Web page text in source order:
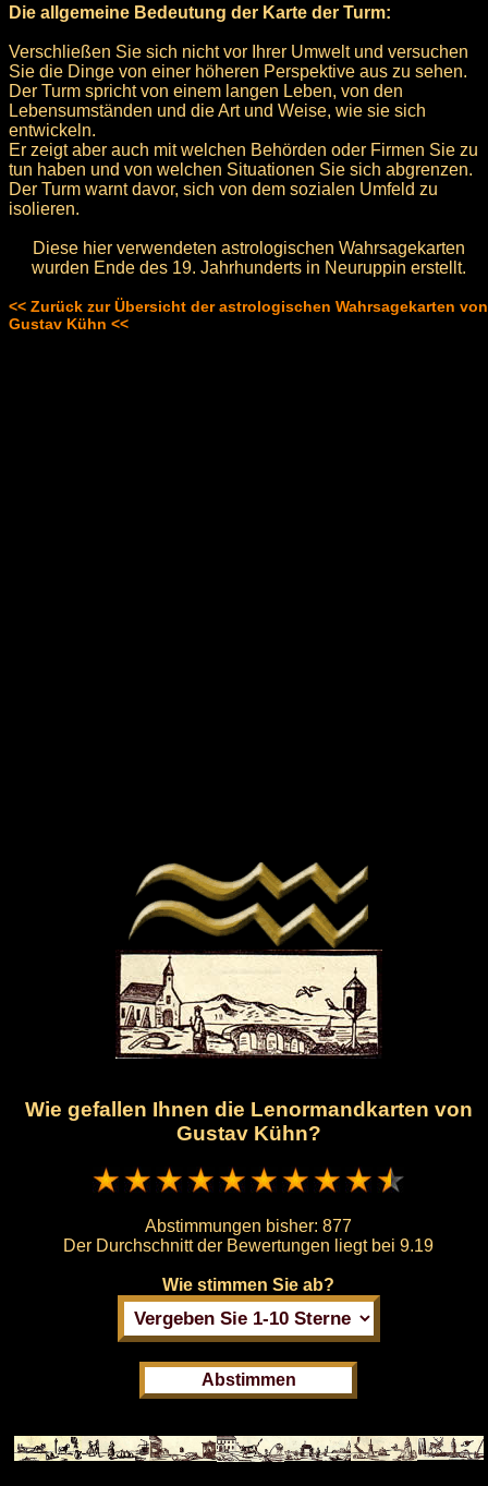
Die allgemeine Bedeutung der Karte der Turm:
Verschließen Sie sich nicht vor Ihrer Umwelt und versuchen
Sie die Dinge von einer höheren Perspektive aus zu sehen.
Der Turm spricht von einem langen Leben, von den
Lebensumständen und die Art und Weise, wie sie sich
entwickeln.
Er zeigt aber auch mit welchen Behörden oder Firmen Sie zu
tun haben und von welchen Situationen Sie sich abgrenzen.
Der Turm warnt davor, sich von dem sozialen Umfeld zu
isolieren.
Diese hier verwendeten astrologischen Wahrsagekarten
wurden Ende des 19. Jahrhunderts in Neuruppin erstellt.
<< Zurück zur Übersicht der astrologischen Wahrsagekarten von
Gustav Kühn <<
Wie gefallen Ihnen die Lenormandkarten von
Gustav Kühn?
Abstimmungen bisher: 877
Der Durchschnitt der Bewertungen liegt bei 9.19
Wie stimmen Sie ab?